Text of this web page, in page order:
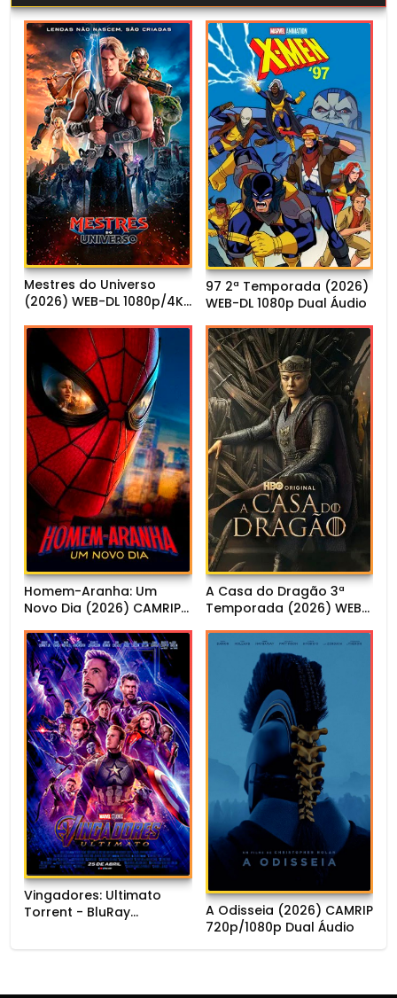
Mestres do Universo
(2026) WEB-DL 1080p/4K
97 2ª Temporada (2026)
WEB-DL 1080p Dual Áudio
Homem-Aranha: Um
Novo Dia (2026) CAMRIP
A Casa do Dragão 3ª
Temporada (2026) WEB-
Vingadores: Ultimato
Torrent - BluRay
Áudio
A Odisseia (2026) CAMRIP
720p/1080p Dual Áudio